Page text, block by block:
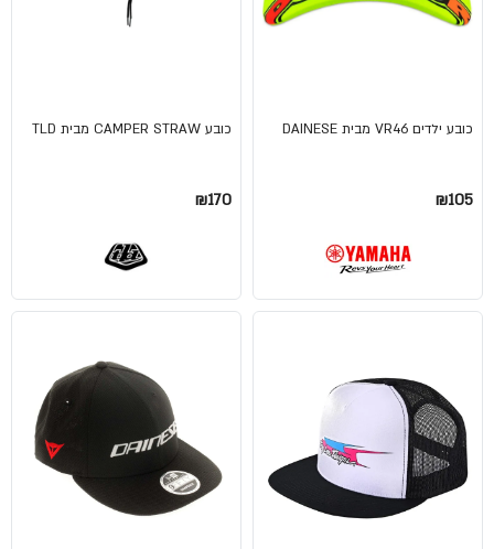
כובע ילדים VR46 מבית DAINESE
₪105
כובע CAMPER STRAW מבית TLD
₪170